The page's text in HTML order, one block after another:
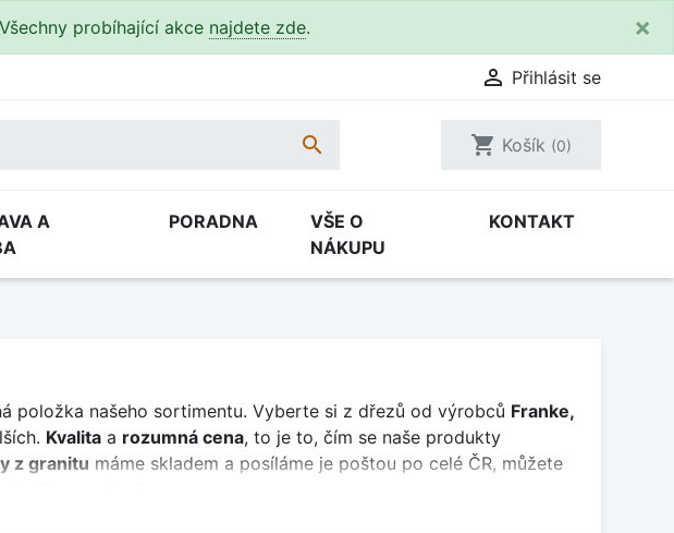
Všechny probíhající akce najdete zde. ×
 Přihlásit se
 shopping_cart Košík (0)
A
PORADNA
VŠE O
NÁKUPU
KONTAKT
položka našeho sortimentu. Vyberte si z dřezů od výrobců Franke,
Kvalita a rozumná cena, to je to, čím se naše produkty
z granitu máme skladem a posíláme je poštou po celé ČR, můžete